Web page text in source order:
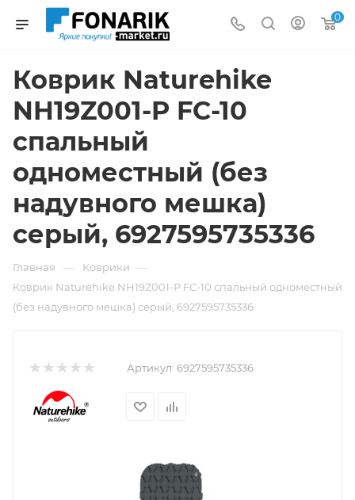
0
Коврик Naturehike
NH19Z001-P FC-10
спальный
одноместный (без
надувного мешка)
серый, 6927595735336
Главная — Коврики —
Коврик Naturehike NH19Z001-P FC-10 спальный одноместный
(без надувного мешка) серый, 6927595735336
Артикул: 6927595735336